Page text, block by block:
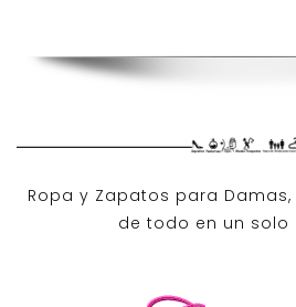
Ropa y Zapatos para
de todo en un